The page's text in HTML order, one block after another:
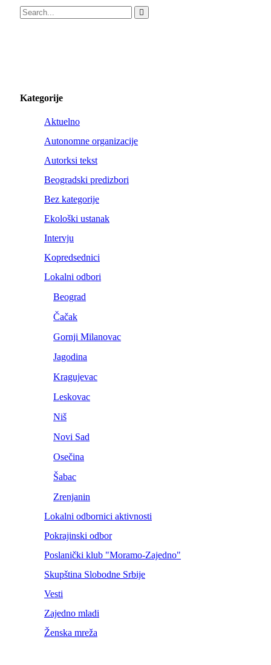
Kategorije
Aktuelno
Autonomne organizacije
Autorksi tekst
Beogradski predizbori
Bez kategorije
Ekološki ustanak
Intervju
Kopredsednici
Lokalni odbori
Beograd
Čačak
Gornji Milanovac
Jagodina
Kragujevac
Leskovac
Niš
Novi Sad
Osečina
Šabac
Zrenjanin
Lokalni odbornici aktivnosti
Pokrajinski odbor
Poslanički klub "Moramo-Zajedno"
Skupština Slobodne Srbije
Vesti
Zajedno mladi
Ženska mreža